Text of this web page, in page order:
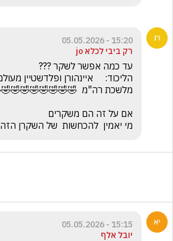
15:20 - 05.05.2026
רק ביבי לכלא jo
מי יאמין  להכחשות  של השקרן הזה
15:15 - 05.05.2026
יובל אלף